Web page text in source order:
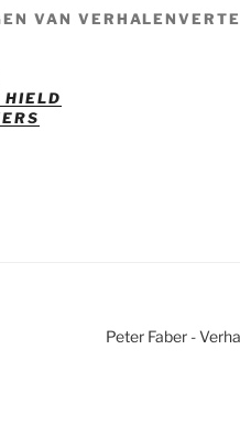
VAN
HIELD
Peter Faber -